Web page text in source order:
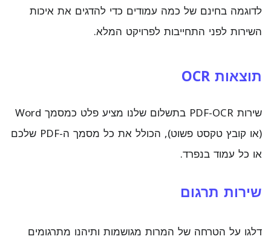
לדוגמה בחינם של כמה עמודים כדי להדגים את איכות
השירות לפני התחייבות לפרויקט המלא.
תוצאות OCR
שירות PDF-OCR בתשלום שלנו מציע פלט כמסמך Word
(או קובץ טקסט פשוט), הכולל את כל מסמך ה-PDF שלכם
או כל עמוד בנפרד.
שירות תרגום
דלגו על הטרחה של המרות מגושמות ותיהנו מתרגומים